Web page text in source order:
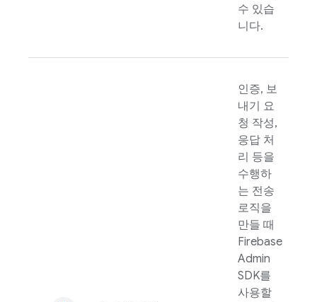
수 있습
니다.
인증, 보
내기 요
청 작성,
응답 처
리 등을
수행하
는 전송
로직을
만들 때
Firebase
Admin
SDK를
사용할